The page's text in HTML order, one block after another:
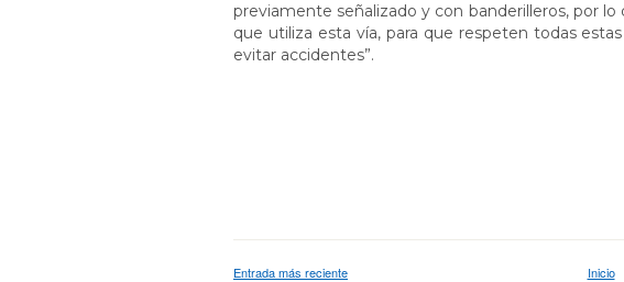
previamente señalizado y con banderilleros, por
que utiliza esta vía, para que respeten todas
evitar accidentes”.
Entrada más reciente Inicio